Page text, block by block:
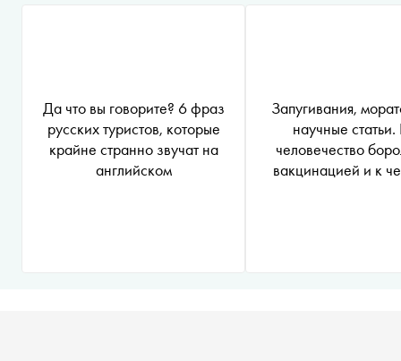
Да что вы говорите? 6 фраз
русских туристов, которые
крайне странно звучат на
английском
Запугивания,
научные статьи.
человечество
вакцинацией и к